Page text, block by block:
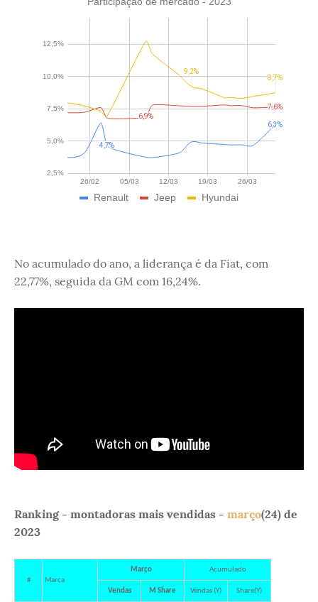
No acumulado do ano, a liderança é da Fiat, com
22,77%, seguida da GM com 16,24%.
Ranking - montadoras mais vendidas - março(24) de
2023
# Marca
Março Acumulado
Vendas M Share Vendas (Y) Share(Y)